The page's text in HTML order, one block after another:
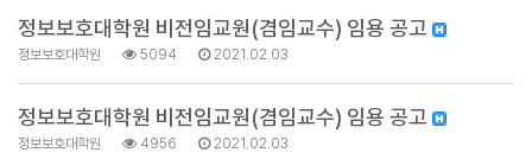
정보보호대학원 비전임교원(겸임교수) 임용 공고
정보보호대학원 5094 2021.02.03
정보보호대학원 비전임교원(겸임교수) 임용 공고
정보보호대학원 4956 2021.02.03